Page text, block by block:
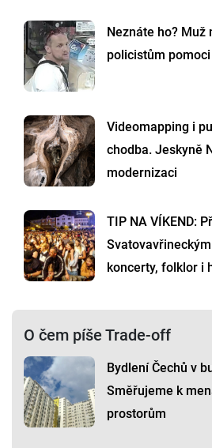
Neznáte ho? Muž
policistům
Videomapping i
chodba. Jeskyně
modernizaci
TIP NA VÍKEND:
koncerty, folklor i
O čem píše Trade-off
Bydlení Čechů v
Směřujeme k
prostorům